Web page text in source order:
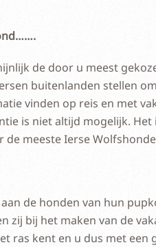
de door u meest
buitenlanden stellen
vinden op reis en met
is niet altijd mogelijk.
meeste Ierse
de honden van hun
zij bij het maken van de
ras kent en u dus met